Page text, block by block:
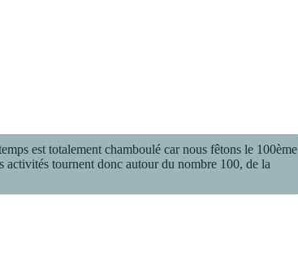
est totalement chamboulé car nous fêtons le 100ème
activités tournent donc autour du nombre 100, de la